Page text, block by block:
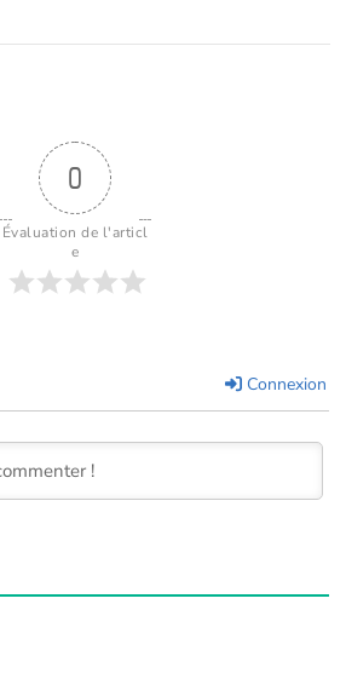
0
Évaluation de l'articl
e
Connexion